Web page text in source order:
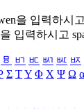
을 입력하시
을 입력하시고
ㅱ ㅲ ㅳ ㅴ ㅵ ㅶ
Σ ΤΥ Φ Χ Ψ Ω α